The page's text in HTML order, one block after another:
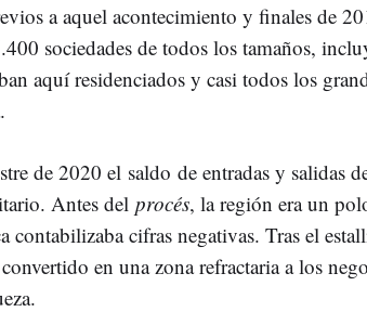
a aquel acontecimiento y finales de
sociedades de todos los tamaños,
aquí residenciados y casi todos los
de 2020 el saldo de entradas y salidas
Antes del procés, la región era un
contabilizaba cifras negativas. Tras el
convertido en una zona refractaria a los